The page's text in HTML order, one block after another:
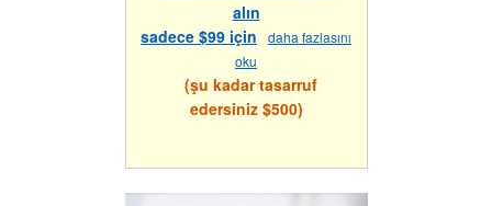
alın
sadece $99 için
daha fazlasını
oku
(şu kadar tasarruf
edersiniz $500)